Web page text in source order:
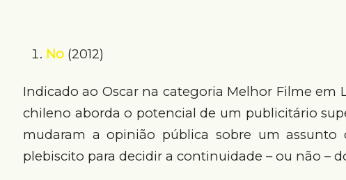
No (2012)
Indicado ao Oscar na categoria Melhor Filme em
chileno aborda o potencial de um publicitário
mudaram a opinião pública sobre um assunto
plebiscito para decidir a continuidade – ou não –